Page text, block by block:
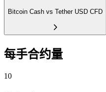
Bitcoin Cash vs Tether USD CFD
每手合约量
10